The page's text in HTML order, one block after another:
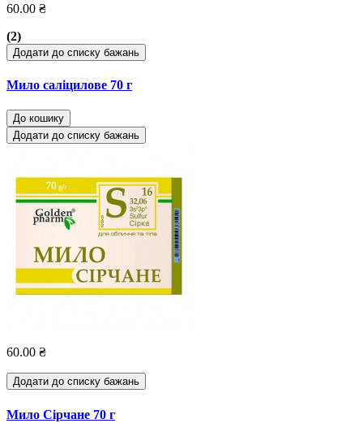
60.00 ₴
(2)
Додати до списку бажань
Мило саліцилове 70 г
До кошику
Додати до списку бажань
60.00 ₴
Додати до списку бажань
Мило Сірчане 70 г